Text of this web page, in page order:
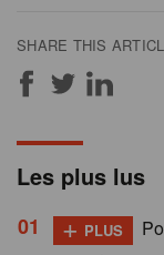
SHARE THIS
Les plus lus
+ PLUS